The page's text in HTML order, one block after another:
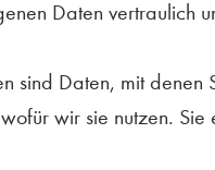
Daten vertraulich
sind Daten, mit denen
wir sie nutzen. Sie